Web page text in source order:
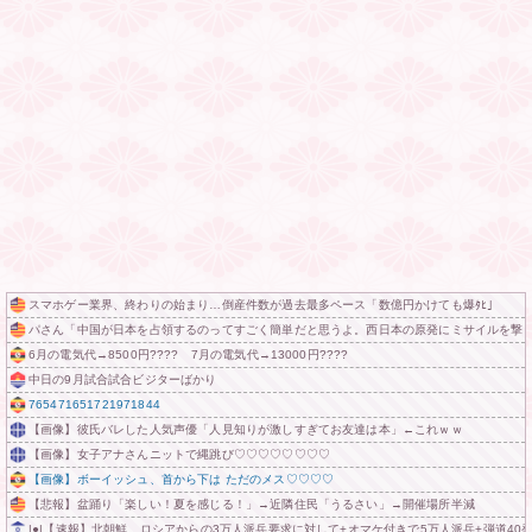
スマホゲー業界、終わりの始まり…倒産件数が過去最多ペース「数億円かけても爆ﾀﾋ」
パさん「中国が日本を占領するのってすごく簡単だと思うよ。西日本の原発にミサイルを撃
6月の電気代→8500円???? 7月の電気代→13000円????
中日の9月試合試合ビジターばかり
765471651721971844
【画像】彼氏バレした人気声優「人見知りが激しすぎてお友達は本」←これｗｗ
【画像】女子アナさんニットで縄跳び♡♡♡♡♡♡♡♡
【画像】ボーイッシュ、首から下は ただのメス♡♡♡♡
【悲報】盆踊り「楽しい！夏を感じる！」→近隣住民「うるさい」→開催場所半減
|●|【速報】北朝鮮、ロシアからの3万人派兵要求に対して+オマケ付きで5万人派兵+弾道40